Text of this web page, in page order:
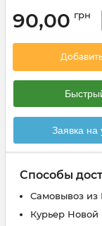
90,00 грн
Заявка на
Способы
Самовывоз из
Курьер Новой